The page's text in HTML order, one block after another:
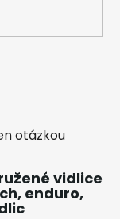
otázkou
vidlice
enduro,